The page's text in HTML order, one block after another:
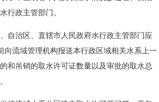
行政主管部门。
治区、直辖市人民政府水行政主管部门应
向流域管理机构报送本行政区域相关水系上一
和吊销的取水许可证数量以及审批的取水总